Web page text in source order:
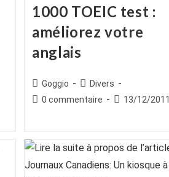
1000 TOEIC test :
améliorez votre
anglais
Auteur/autrice
de
Goggio
Post
category:
Divers
Commentaires
publication :
0 commentaire
Publication
13/12/2011